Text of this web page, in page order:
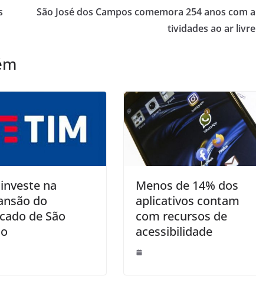
São José dos Campos comemora 254 anos com a
tividades ao ar livre
na
do
de São
Menos de 14% dos
aplicativos contam
com recursos de
acessibilidade